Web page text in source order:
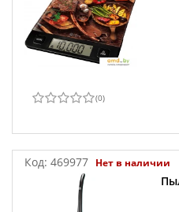
(0)
Код: 469977 Нет в наличии